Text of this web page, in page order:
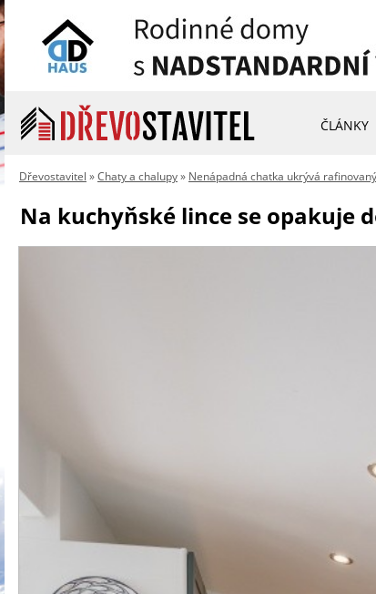
ČLÁNKY
Dřevostavitel »Chaty a chalupy» Nenápadná chatka ukrývá
Na kuchyňské lince se opakuje